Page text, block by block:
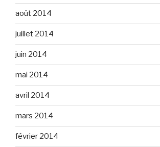
août 2014
juillet 2014
juin 2014
mai 2014
avril 2014
mars 2014
février 2014